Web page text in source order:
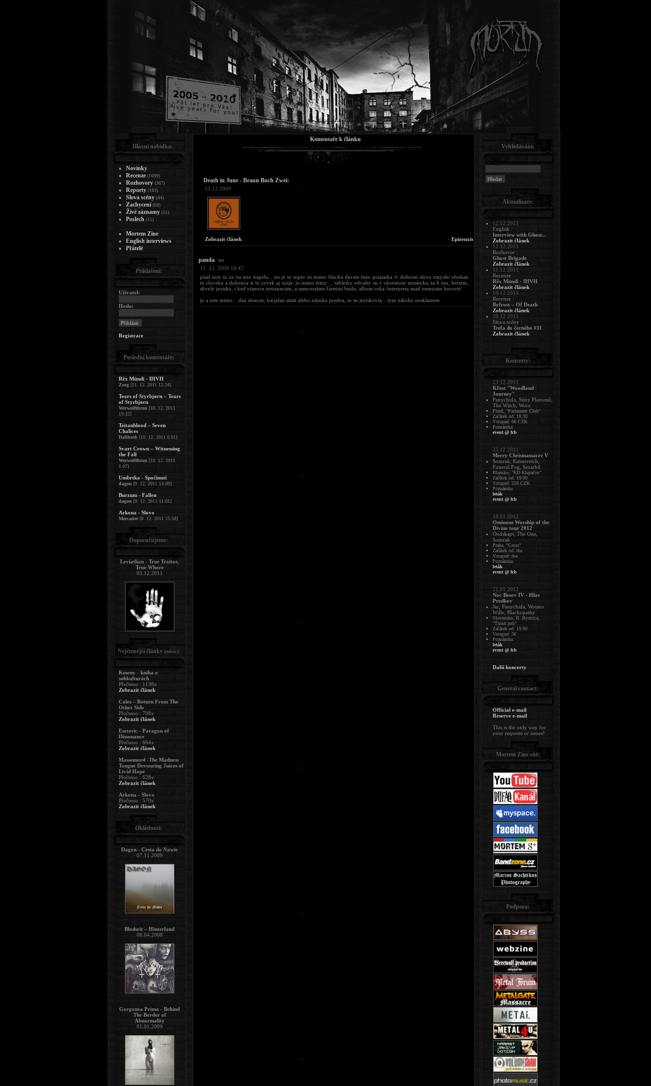
Komentaře k článku
Death in June - Braun Buch Zwei:
11.12.2009
Zobrazit článek - Epizeuxis
panda
no
11. 12. 2009 18:47
pisal som tu uz na tuto kapelu... no je to super ze mimo blacku davate tieto prasiatka /v dobrom slova zmysle/ obohati
to cloveka a dokonca si to covek aj uzije. jo mimo temy ... tabletky odvahy su v okresnom mestecku za 6 eur, beriem,
skvely jezisko, i ked vianoce neuznavam, a samozrejme Gemini budu, album roka /interpreta snad nemusim hovorit/
jo a este mimo... dan deacon, karjelan sissit alebo zdenka predna, to su jeziskovia... tym nikoho nesklamete
Hlavní nabídka:
Novinky
Recenze (1699)
Rozhovory (367)
Reporty (183)
Slova scény (44)
Zachycení (69)
Živé záznamy (51)
Poslech (15)
Mortem Zine
English interviews
Přátelé
Přihlášení:
Uživatel:
Heslo:
Registrace
Poslední komentáře:
Rêx Mündi - IHVH
Zorg [11. 12. 2011 12:24]
Tears of Styrbjørn – Tears
of Styrbjørn
Werwolfthron [10. 12. 2011
19:32]
Teitanblood – Seven
Chalices
Dalihrob [10. 12. 2011 6:01]
Svart Crown – Witnessing
the Fall
Werwolfthron [10. 12. 2011
1:07]
Umbrtka - Spočinutí
dagon [9. 12. 2011 14:09]
Burzum - Fallen
dagon [9. 12. 2011 11:01]
Arkona - Slovo
Mercader[8. 12. 2011 15:58]
Doporučujeme:
Leviathan - True Traitor,
True Whore
03.12.2011
Nejčtenější články (měsíc):
Kmeny - kniha o
subkulturách
Přečteno : 1138x
Zobrazit článek
Cales – Return From The
Other Side
Přečteno : 798x
Zobrazit článek
Esoteric - Paragon of
Dissonance
Přečteno : 664x
Zobrazit článek
Massemord -The Madness
Tongue Devouring Juices of
Livid Hope
Přečteno : 628x
Zobrazit článek
Arkona - Slovo
Přečteno : 570x
Zobrazit článek
Ohlédnutí:
Dagon - Cesta do Nawie
07.11.2009
Blodsrit – Hinterland
06.04.2008
Gorgonea Prima - Behind
The Border of
Abnormality
01.01.2009
Vyhledávání:
Aktualizace:
12.12.2011
English :
Interview with Ghost...
Zobrazit článek
12.12.2011
Rozhovor :
Ghost Brigade
Zobrazit článek
11.12.2011
Recenze :
Rêx Mündi - IHVH
Zobrazit článek
10.12.2011
Recenze :
Byfrost – Of Death
Zobrazit článek
10.12.2011
Slova scény :
Trefa do černého #11
Zobrazit článek
Koncerty:
23.12.2011
Křest "Woodland
Journey"
Panychida, Stíny Plamenů,
The Witch, Worx
Plzeň, "Parlament Club"
Začátek od: 18:30
Vstupné: 66 CZK
Poznámka:
event @ fcb
25.12.2011
Merry Chrismassacre V
Somrak, Kaiserreich,
Funeral Fog, Sezarbil
Blansko, "KD Klepačov"
Začátek od: 19:00
Vstupné: 250 CZK
Poznámka:
leták
event @ fcb
18.01.2012
Ominous Worship of the
Divine tour 2012
Ondskapt, The One,
Somrak
Praha, "Cross"
Začátek od: tba
Vstupné: tba
Poznámka:
leták
event @ fcb
21.01.2012
Noc Besov IV - Hlas
Predkov
Jar, Panychida, Wotans
Wille, Blackopathy
Slovensko, B. Bystrica,
"Tirish pub"
Začátek od: 19:00
Vstupné: 5€
Poznámka:
leták
event @ fcb
Další koncerty
General contact:
Official e-mail
Reserve e-mail
This is the only way for
your requests or issues!
Mortem Zine sítě:
Podpora: